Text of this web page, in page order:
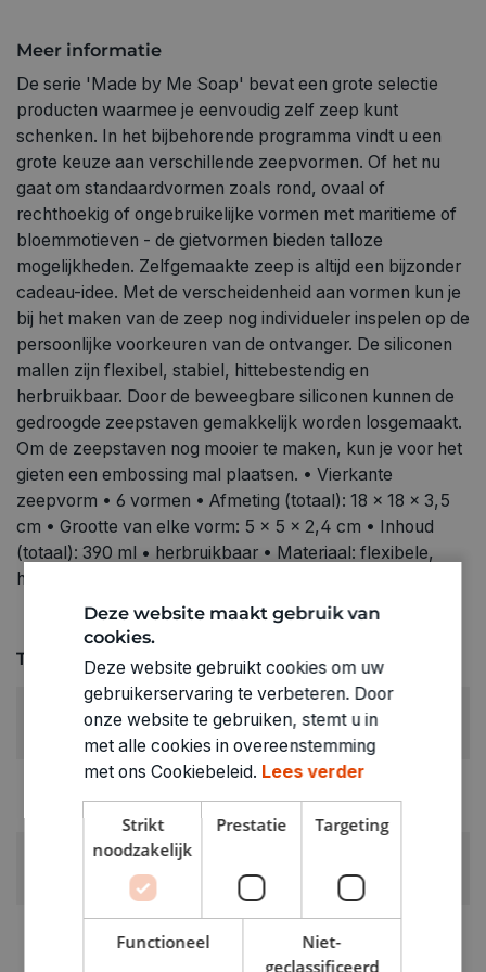
Meer informatie
De serie 'Made by Me Soap' bevat een grote selectie
producten waarmee je eenvoudig zelf zeep kunt
schenken. In het bijbehorende programma vindt u een
grote keuze aan verschillende zeepvormen. Of het nu
gaat om standaardvormen zoals rond, ovaal of
rechthoekig of ongebruikelijke vormen met maritieme of
bloemmotieven - de gietvormen bieden talloze
mogelijkheden. Zelfgemaakte zeep is altijd een bijzonder
cadeau-idee. Met de verscheidenheid aan vormen kun je
bij het maken van de zeep nog individueler inspelen op de
persoonlijke voorkeuren van de ontvanger. De siliconen
mallen zijn flexibel, stabiel, hittebestendig en
herbruikbaar. Door de beweegbare siliconen kunnen de
gedroogde zeepstaven gemakkelijk worden losgemaakt.
Om de zeepstaven nog mooier te maken, kun je voor het
gieten een embossing mal plaatsen. • Vierkante
zeepvorm • 6 vormen • Afmeting (totaal): 18 x 18 x 3,5
cm • Grootte van elke vorm: 5 x 5 x 2,4 cm • Inhoud
(totaal): 390 ml • herbruikbaar • Materiaal: flexibele,
hittebestendige siliconen (tot 200°C)
Technische specificaties
RUBRIEK:
Vormen en sjablonen
GEWICHT
Deze website maakt gebruik van
cookies.
Deze website gebruikt cookies om uw
gebruikerservaring te verbeteren. Door
onze website te gebruiken, stemt u in
met alle cookies in overeenstemming
met ons Cookiebeleid. Lees verder
Strikt
noodzakelijk
Prestatie Targeting
Functioneel
Niet-
geclassificeerd